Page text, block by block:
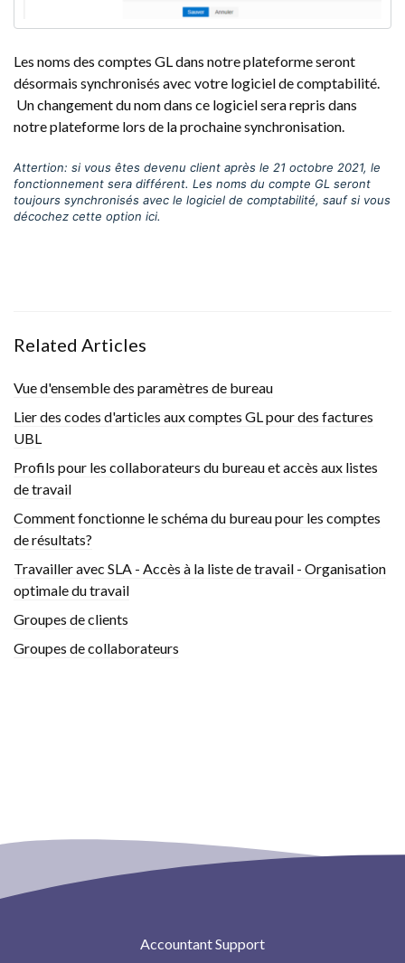
Les noms des comptes GL dans notre plateforme seront
désormais synchronisés avec votre logiciel de comptabilité.
Un changement du nom dans ce logiciel sera repris dans
notre plateforme lors de la prochaine synchronisation.
Attertion: si vous êtes devenu client après le 21 octobre 2021, le
fonctionnement sera différent. Les noms du compte GL seront
toujours synchronisés avec le logiciel de comptabilité, sauf si vous
décochez cette option ici.
Related Articles
Vue d'ensemble des paramètres de bureau
Lier des codes d'articles aux comptes GL pour des factures
UBL
Profils pour les collaborateurs du bureau et accès aux listes
de travail
Comment fonctionne le schéma du bureau pour les comptes
de résultats?
Travailler avec SLA - Accès à la liste de travail - Organisation
optimale du travail
Groupes de clients
Groupes de collaborateurs
Accountant Support